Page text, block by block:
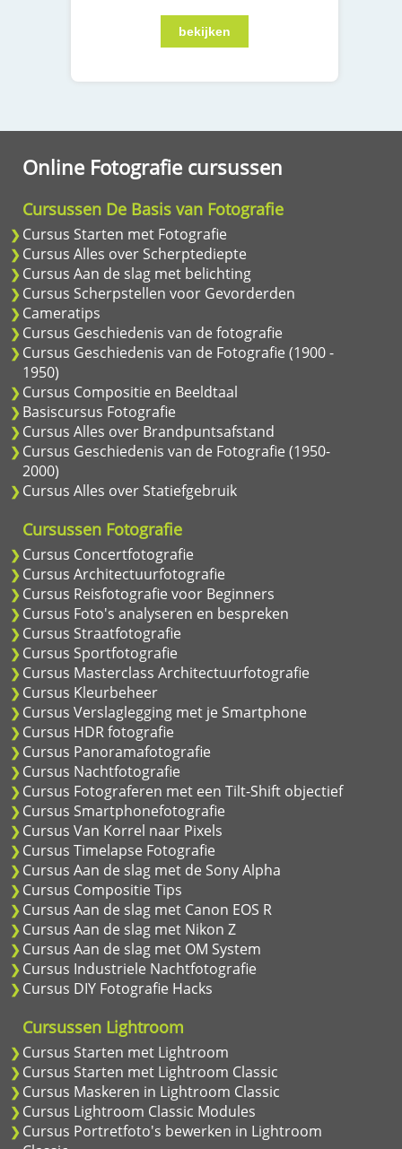
Online Fotografie cursussen
Cursussen De Basis van Fotografie
Cursus Starten met Fotografie
Cursus Alles over Scherptediepte
Cursus Aan de slag met belichting
Cursus Scherpstellen voor Gevorderden
Cameratips
Cursus Geschiedenis van de fotografie
Cursus Geschiedenis van de Fotografie (1900 -
1950)
Cursus Compositie en Beeldtaal
Basiscursus Fotografie
Cursus Alles over Brandpuntsafstand
Cursus Geschiedenis van de Fotografie (1950-
2000)
Cursus Alles over Statiefgebruik
Cursussen Fotografie
Cursus Concertfotografie
Cursus Architectuurfotografie
Cursus Reisfotografie voor Beginners
Cursus Foto's analyseren en bespreken
Cursus Straatfotografie
Cursus Sportfotografie
Cursus Masterclass Architectuurfotografie
Cursus Kleurbeheer
Cursus Verslaglegging met je Smartphone
Cursus HDR fotografie
Cursus Panoramafotografie
Cursus Nachtfotografie
Cursus Fotograferen met een Tilt-Shift objectief
Cursus Smartphonefotografie
Cursus Van Korrel naar Pixels
Cursus Timelapse Fotografie
Cursus Aan de slag met de Sony Alpha
Cursus Compositie Tips
Cursus Aan de slag met Canon EOS R
Cursus Aan de slag met Nikon Z
Cursus Aan de slag met OM System
Cursus Industriele Nachtfotografie
Cursus DIY Fotografie Hacks
Cursussen Lightroom
Cursus Starten met Lightroom
Cursus Starten met Lightroom Classic
Cursus Maskeren in Lightroom Classic
Cursus Lightroom Classic Modules
Cursus Portretfoto's bewerken in Lightroom